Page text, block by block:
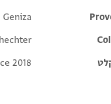
Additional
Geniza
2018